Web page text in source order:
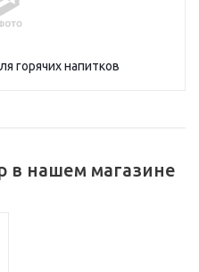
горячих напитков
в нашем магазине